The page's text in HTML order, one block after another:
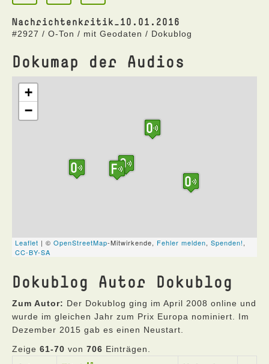
Nachrichtenkritik_10.01.2016
#2927 / O-Ton / mit Geodaten / Dokublog
Dokumap der Audios
Dokublog Autor Dokublog
Zum Autor: Der Dokublog ging im April 2008 online und
wurde im gleichen Jahr zum Prix Europa nominiert. Im
Dezember 2015 gab es einen Neustart.
Zeige 61-70 von 706 Einträgen.